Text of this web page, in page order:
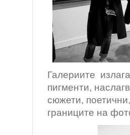
Галериите
пигменти,
сюжети,
границите на